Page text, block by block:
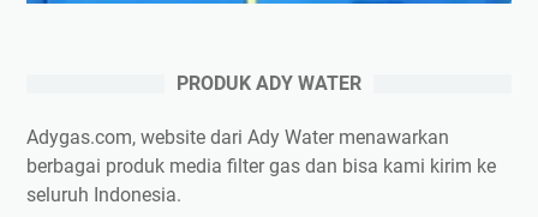
PRODUK ADY WATER
Adygas.com, website dari Ady Water menawarkan
berbagai produk media filter gas dan bisa kami kirim ke
seluruh Indonesia.